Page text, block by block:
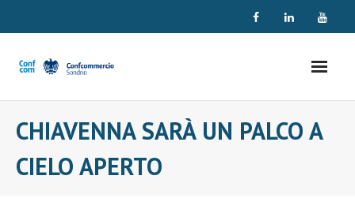
CHIAVENNA SARÀ UN PALCO A
CIELO APERTO